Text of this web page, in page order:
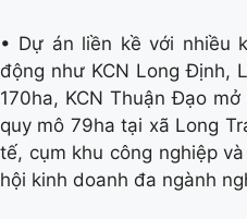
• Dự án liền kề với nhiều
động như KCN Long Định,
170ha, KCN Thuận Đạo
quy mô 79ha tại xã Long
tế, cụm khu công nghiệp
hội kinh doanh đa ngành